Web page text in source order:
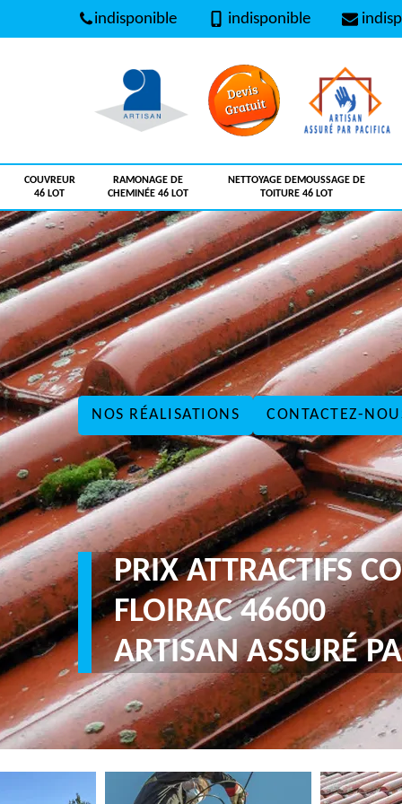
indisponible indisponible
COUVREUR
46 LOT
RAMONAGE DE
CHEMINÉE 46 LOT
NETTOYAGE DEMOUSSAGE DE
TOITURE 46 LOT
NOS RÉALISATIONS CONTACTEZ-
PRIX ATTRACTIFS
FLOIRAC 46600
ARTISAN ASSURÉ